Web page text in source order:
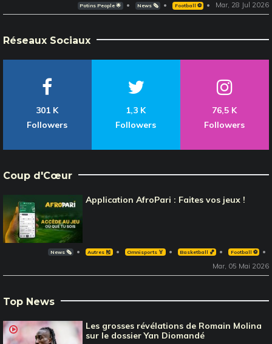
Potins People 🌟 News 🗞️ Football ⚽️ Mar, 28 Jul 2026
Réseaux Sociaux
301 K
Followers
1,3 K
Followers
76,5 K
Followers
Coup d'Cœur
Application AfroPari : Faites vos jeux !
News 🗞️ Autres 🎽 Omnisports 🏅 Basketball 🏀 Football ⚽️
Mar, 05 Mai 2026
Top News
Les grosses révélations de Romain Molina
sur le dossier Yan Diomandé